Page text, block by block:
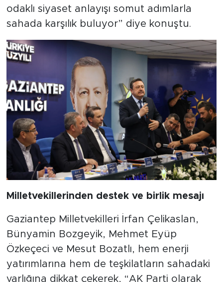
odaklı siyaset anlayışı somut adımlarla
sahada karşılık buluyor” diye konuştu.
Milletvekillerinden destek ve birlik mesajı
Gaziantep Milletvekilleri İrfan Çelikaslan,
Bünyamin Bozgeyik, Mehmet Eyüp
Özkeçeci ve Mesut Bozatlı, hem enerji
yatırımlarına hem de teşkilatların sahadaki
varlığına dikkat çekerek, “AK Parti olarak